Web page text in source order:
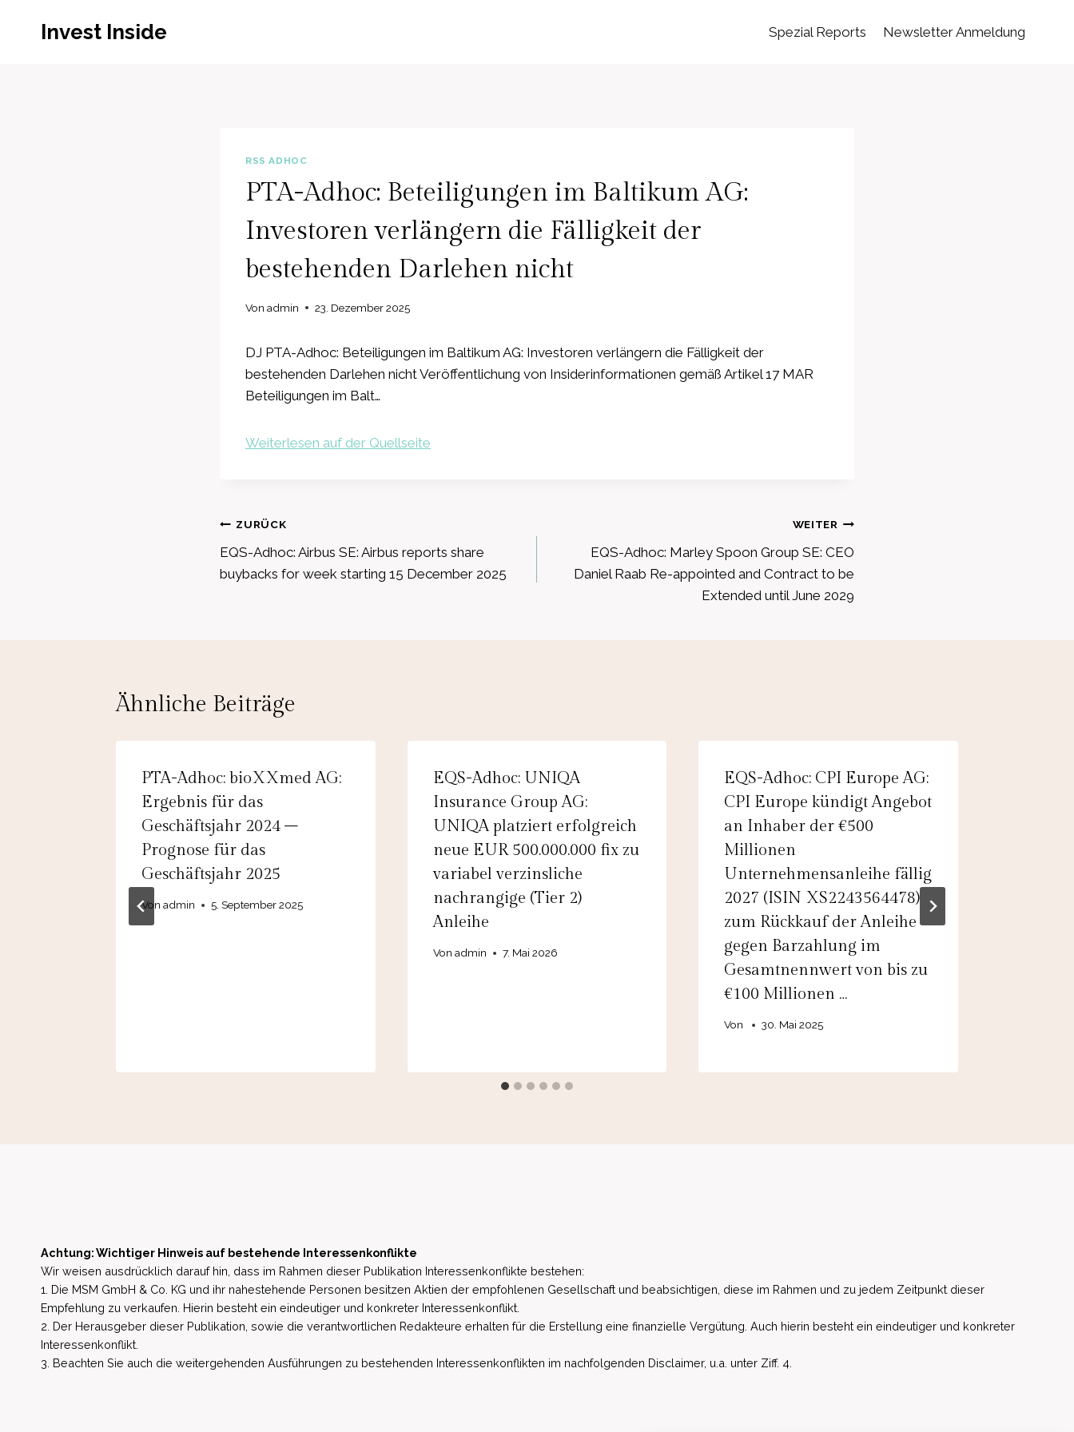
Invest Inside Spezial Reports Newsletter Anmeldung
RSS ADHOC
PTA-Adhoc: Beteiligungen im Baltikum AG:
Investoren verlängern die Fälligkeit der
bestehenden Darlehen nicht
Von admin 23. Dezember 2025
DJ PTA-Adhoc: Beteiligungen im Baltikum AG: Investoren verlängern die Fälligkeit der
bestehenden Darlehen nicht Veröffentlichung von Insiderinformationen gemäß Artikel 17 MAR
Beteiligungen im Balt…
Weiterlesen auf der Quellseite
Beitragsnavigation
ZURÜCK
EQS-Adhoc: Airbus SE: Airbus reports share
buybacks for week starting 15 December 2025
WEITER
EQS-Adhoc: Marley Spoon Group SE: CEO
Daniel Raab Re-appointed and Contract to be
Extended until June 2029
Ähnliche Beiträge
PTA-Adhoc: bioXXmed AG:
Ergebnis für das
Geschäftsjahr 2024 –
Prognose für das
Geschäftsjahr 2025
Von admin 5. September 2025
EQS-Adhoc: UNIQA
Insurance Group AG:
UNIQA platziert erfolgreich
neue EUR 500.000.000 fix zu
variabel verzinsliche
nachrangige (Tier 2)
Anleihe
Von admin 7. Mai 2026
EQS-Adhoc: CPI Europe AG:
CPI Europe kündigt Angebot
an Inhaber der €500
Millionen
Unternehmensanleihe fällig
2027 (ISIN XS2243564478)
zum Rückkauf der Anleihe
gegen Barzahlung im
Gesamtnennwert von bis zu
€100 Millionen …
Von 30. Mai 2025
Achtung: Wichtiger Hinweis auf bestehende Interessenkonflikte
Wir weisen ausdrücklich darauf hin, dass im Rahmen dieser Publikation Interessenkonflikte bestehen:
1. Die MSM GmbH & Co. KG und ihr nahestehende Personen besitzen Aktien der empfohlenen Gesellschaft und beabsichtigen, diese im Rahmen und zu jedem Zeitpunkt dieser
Empfehlung zu verkaufen. Hierin besteht ein eindeutiger und konkreter Interessenkonflikt.
2. Der Herausgeber dieser Publikation, sowie die verantwortlichen Redakteure erhalten für die Erstellung eine finanzielle Vergütung. Auch hierin besteht ein eindeutiger und konkreter
Interessenkonflikt.
3. Beachten Sie auch die weitergehenden Ausführungen zu bestehenden Interessenkonflikten im nachfolgenden Disclaimer, u.a. unter Ziff. 4.